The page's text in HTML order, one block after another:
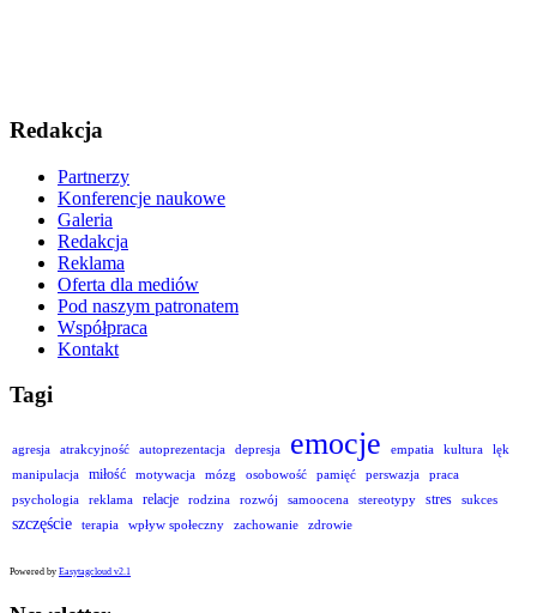
Redakcja
Partnerzy
Konferencje naukowe
Galeria
Redakcja
Reklama
Oferta dla mediów
Pod naszym patronatem
Współpraca
Kontakt
Tagi
agresja atrakcyjność autoprezentacja depresja emocje empatia kultura
lęk
manipulacja
miłość motywacja mózg osobowość pamięć perswazja
praca
psychologia
reklama relacje rodzina rozwój samoocena stereotypy stres sukces
szczęście terapia wpływ społeczny zachowanie zdrowie
Powered by Easytagcloud v2.1